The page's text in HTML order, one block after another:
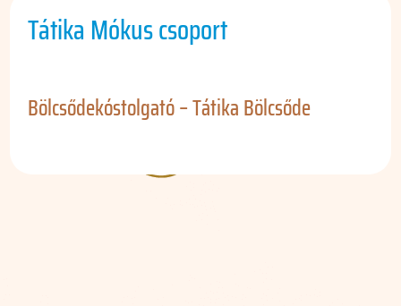
Tátika Mókus csoport
Bölcsődekóstolgató – Tátika Bölcsőde